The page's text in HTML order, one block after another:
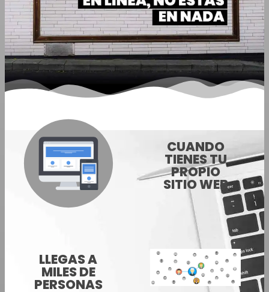
CUANDO
TIENES TU
PROPIO
SITIO WEB
LLEGAS A
MILES DE
PERSONAS